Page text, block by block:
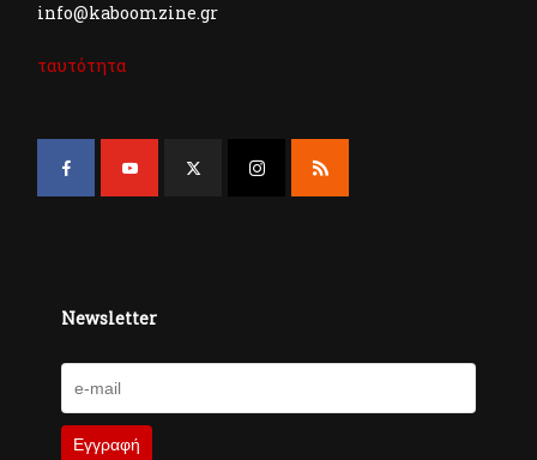
info@kaboomzine.gr
ταυτότητα
Newsletter